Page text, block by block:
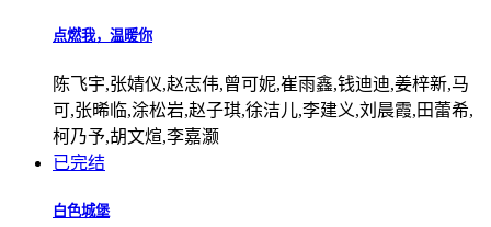
点燃我，温暖你
陈飞宇,张婧仪,赵志伟,曾可妮,崔雨鑫,钱迪迪,姜梓新,马
可,张晞临,涂松岩,赵子琪,徐洁儿,李建义,刘晨霞,田蕾希,
柯乃予,胡文煊,李嘉灏
已完结
白色城堡